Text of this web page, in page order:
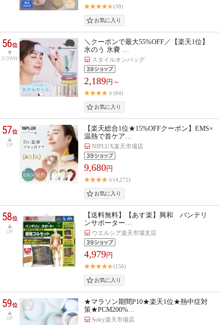
(39)
56位
DOWN
＼クーポンで最大55%OFF／【楽天1位】
氷のう 氷嚢 …
スタイルオンバッグ
2,189円～
(84)
57位
UP
【楽天総合1位★15%OFFクーポン】EMS×
温熱で首ケア…
NIPLUX楽天市場店
9,680円
(4,272)
58位
UP
【送料無料】【あす楽】興和 バンテリ
ンサポーター…
ウエルシア楽天市場支店
4,979円
(156)
59位
UP
★マラソン期間P10★楽天1位★熱中症対
策★PCM200%…
Solcy楽天市場店